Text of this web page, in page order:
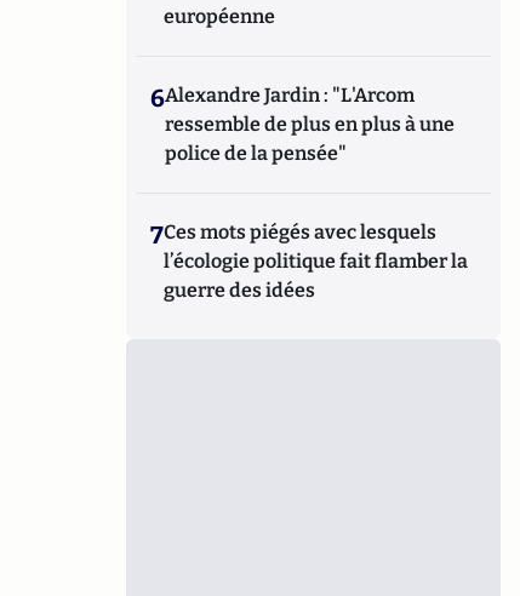
européenne
6Alexandre Jardin : "L'Arcom
ressemble de plus en plus à une
police de la pensée"
7Ces mots piégés avec lesquels
l’écologie politique fait flamber la
guerre des idées